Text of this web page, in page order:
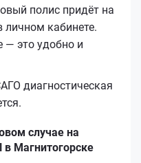
полис придёт на
личном кабинете.
— это удобно и
диагностическая
случае на
Магнитогорске